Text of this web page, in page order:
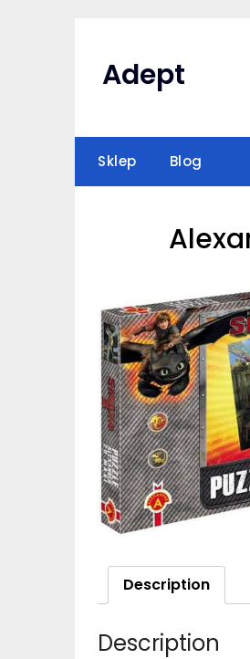
Adept
Sklep Blog
Description
Description